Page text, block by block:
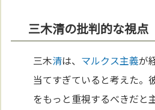
三木清の批判的な視点
三木清は、 マルクス主義が
当てすぎていると考えた。
をもっと重視するべきだと